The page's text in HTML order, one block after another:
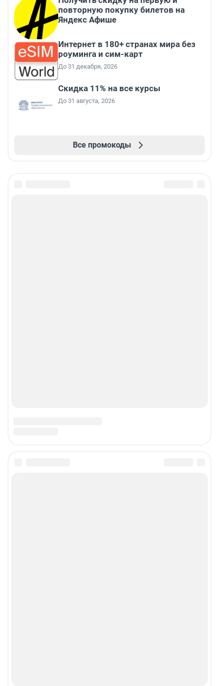
повторную покупку билетов на
Яндекс Афише
Интернет в 180+ странах мира без
роуминга и сим-карт
До 31 декабря, 2026
Скидка 11% на все курсы
До 31 августа, 2026
Все промокоды